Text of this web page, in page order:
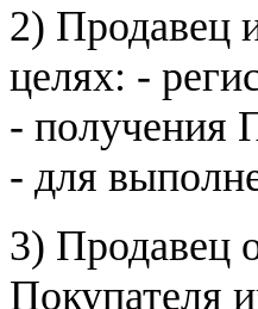
2) Продавец
целях: -
- получения
- для
3) Продавец
Покупателя